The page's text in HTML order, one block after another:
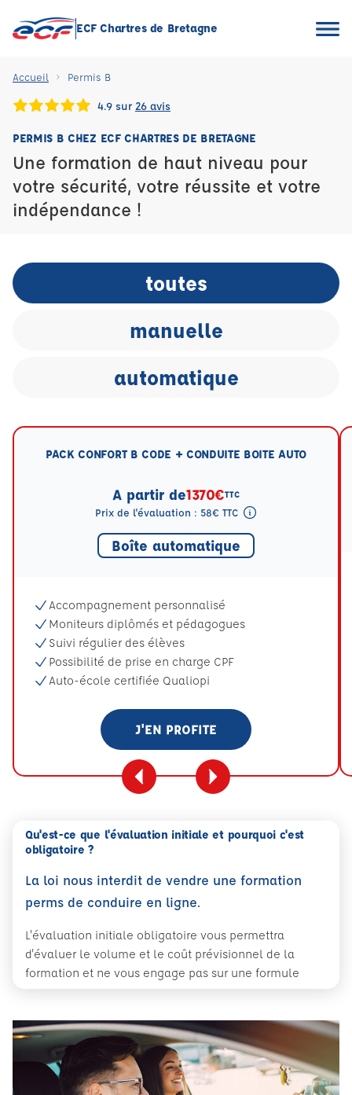
ECF Chartres de Bretagne
Accueil Permis B
4.9 sur 26 avis
PERMIS B CHEZ ECF CHARTRES DE BRETAGNE
Une formation de haut niveau pour
votre sécurité, votre réussite et votre
indépendance !
toutes
manuelle
automatique
PACK CONFORT B CODE + CONDUITE BOITE AUTO
A partir de1370€TTC
Prix de l'évaluation : 58€ TTC
Boîte automatique
Accompagnement personnalisé
Moniteurs diplômés et pédagogues
Suivi régulier des élèves
Possibilité de prise en charge CPF
Auto-école certifiée Qualiopi
J'EN PROFITE
Qu'est-ce que l'évaluation initiale et pourquoi c'est
obligatoire ?
La loi nous interdit de vendre une formation
perms de conduire en ligne.
L'évaluation initiale obligatoire vous permettra
d'évaluer le volume et le coût prévisionnel de la
formation et ne vous engage pas sur une formule